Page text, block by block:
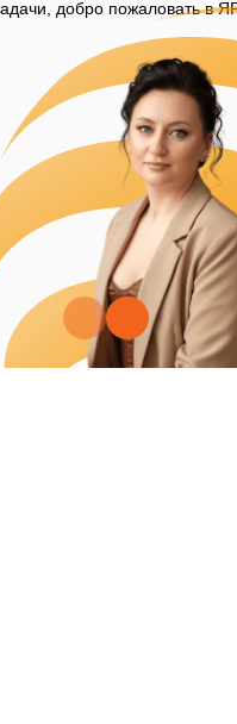
добро пожаловать в